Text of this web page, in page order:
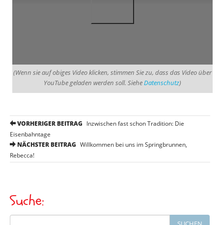
(Wenn sie auf obiges Video klicken, stimmen Sie zu, dass das Video über
YouTube geladen werden soll. SieheDatenschutz)
P
o
s
t
a
v
VORHERIGER BEITRAG Inzwischen fast schon Tradition: Die
Eisenbahntage
NÄCHSTER BEITRAG Willkommen bei uns im Springbrunnen,
Rebecca!
Suche:
Search